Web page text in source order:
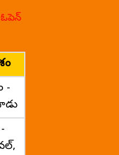
ఓపెన్
-